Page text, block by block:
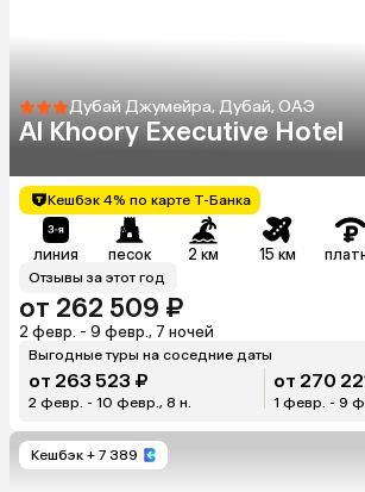
Дубай Джумейра, Дубай, ОАЭ
Al Khoory Executive Hotel
Кешбэк 4% по карте Т-Банка
линия песок 2 км 15 км
Отзывы за этот год
от 262 509 ₽
2 февр. - 9 февр., 7 ночей
Выгодные туры на соседние даты
от 263 523 ₽
2 февр. - 10 февр., 8 н.
от 270
1 февр. - 9
Кешбэк + 7 389